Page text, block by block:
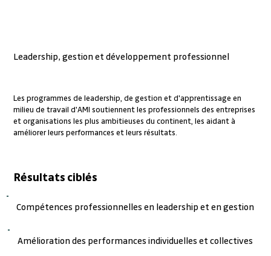
Leadership, gestion et développement professionnel
Les programmes de leadership, de gestion et d'apprentissage en
milieu de travail d'AMI soutiennent les professionnels des entreprises
et organisations les plus ambitieuses du continent, les aidant à
améliorer leurs performances et leurs résultats.
Résultats ciblés
Compétences professionnelles en leadership et en gestion
Amélioration des performances individuelles et collectives